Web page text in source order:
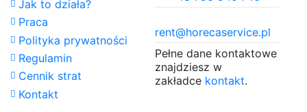
Jak to działa?
Praca
Polityka prywatności
Regulamin
Cennik strat
Kontakt
rent@horecaservice.pl
Pełne dane kontaktowe
znajdziesz w
zakładce kontakt.